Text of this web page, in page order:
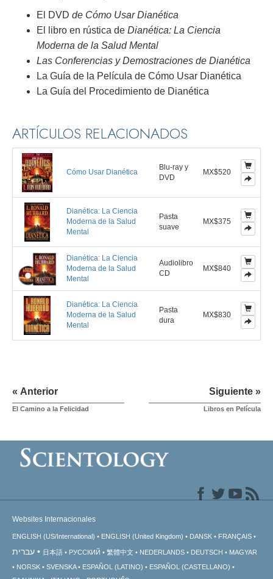
El DVD de Cómo Usar Dianética
El libro en rústica de Dianética: La Ciencia
Moderna de la Salud Mental
Las Conferencias y Demostraciones de Dianética
La Guía de la Película de Cómo Usar Dianética
La Guía del Procedimiento de Dianética
ARTÍCULOS RELACIONADOS
Cómo Usar Dianética
Blu-ray y
DVD
MX$520
Dianética: La Ciencia
Moderna de la Salud
Mental
Pasta
suave
MX$375
Dianética: La Ciencia
Moderna de la Salud
Mental
Audiolibro
CD
MX$840
Dianética: La Ciencia
Moderna de la Salud
Mental
Pasta
dura
MX$830
« Anterior
El Camino a la Felicidad
Siguiente »
Libros en Película
Websites Internacionales
ENGLISH (US/International) ENGLISH (United Kingdom) DANSK FRANÇAIS
עברית 日本語 РУССКИЙ 繁體中文 NEDERLANDS DEUTSCH
MAGYAR
NORSK
SVENSKA ESPAÑOL (LATINO)
ESPAÑOL (CASTELLANO)